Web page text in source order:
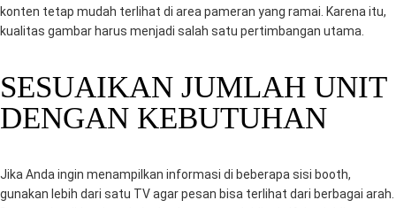
konten tetap mudah terlihat di area pameran yang ramai. Karena itu,
kualitas gambar harus menjadi salah satu pertimbangan utama.
SESUAIKAN JUMLAH UNIT
DENGAN KEBUTUHAN
Jika Anda ingin menampilkan informasi di beberapa sisi booth,
gunakan lebih dari satu TV agar pesan bisa terlihat dari berbagai arah.